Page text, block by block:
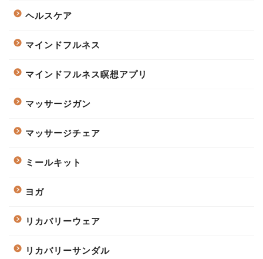
ヘルスケア
マインドフルネス
マインドフルネス瞑想アプリ
マッサージガン
マッサージチェア
ミールキット
ヨガ
リカバリーウェア
リカバリーサンダル